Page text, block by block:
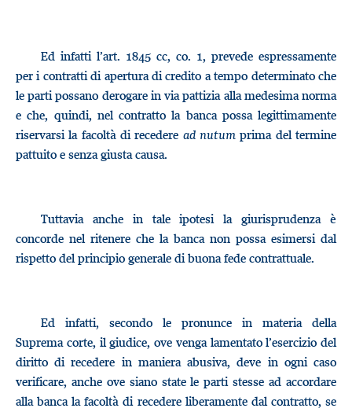
Ed infatti l’art. 1845 cc, co. 1, prevede espressamente
per i contratti di apertura di credito a tempo determinato che
le parti possano derogare in via pattizia alla medesima norma
e che, quindi, nel contratto la banca possa legittimamente
riservarsi la facoltà di recedere ad nutum prima del termine
pattuito e senza giusta causa.
Tuttavia anche in tale ipotesi la giurisprudenza è
concorde nel ritenere che la banca non possa esimersi dal
rispetto del principio generale di buona fede contrattuale.
Ed infatti, secondo le pronunce in materia della
Suprema corte, il giudice, ove venga lamentato l’esercizio del
diritto di recedere in maniera abusiva, deve in ogni caso
verificare, anche ove siano state le parti stesse ad accordare
alla banca la facoltà di recedere liberamente dal contratto, se